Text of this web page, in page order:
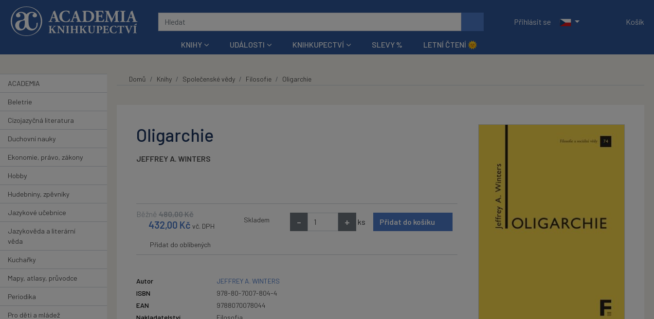
Přeskočit na hlavní obsah
Přihlásit se
Košík
KNIHY UDÁLOSTI KNIHKUPECTVÍ SLEVY % LETNÍ ČTENÍ 🌞
ACADEMIA
Beletrie
Cizojazyčná literatura
Duchovní nauky
Ekonomie, právo, zákony
Hobby
Hudebniny, zpěvníky
Jazykové učebnice
Jazykověda a literární
věda
Kuchařky
Mapy, atlasy, průvodce
Periodika
Pro děti a mládež
Domů Knihy Společenské vědy Filosofie Oligarchie
Oligarchie
JEFFREY A. WINTERS
Běžně 480,00Kč
432,00 Kč vč. DPH
Skladem - + ks Přidat do košíku
Přidat do oblíbených
Autor
JEFFREY A. WINTERS
ISBN
978-80-7007-804-4
EAN
9788070078044